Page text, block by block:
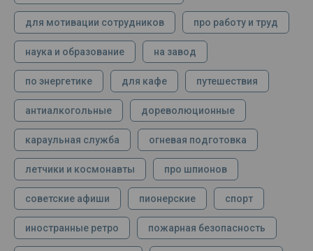
для мотивации сотрудников про работу и труд
наука и образование на завод
по энергетике для кафе путешествия
антиалкогольные дореволюционные
караульная служба огневая подготовка
летчики и космонавты про шпионов
советские афиши пионерские спорт
иностранные ретро пожарная безопасность